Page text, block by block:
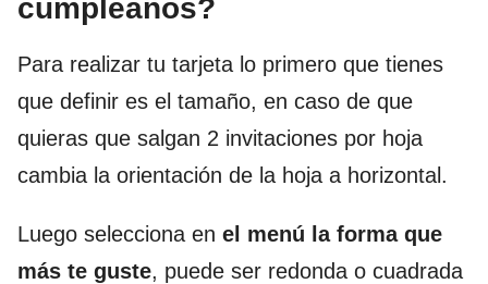
cumpleaños?
Para realizar tu tarjeta lo primero que tienes
que definir es el tamaño, en caso de que
quieras que salgan 2 invitaciones por hoja
cambia la orientación de la hoja a horizontal.
Luego selecciona en el menú la forma que
más te guste, puede ser redonda o cuadrada